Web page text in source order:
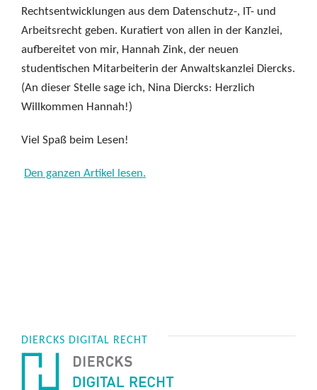
Rechtsentwicklungen aus dem Datenschutz-, IT- und
Arbeitsrecht geben. Kuratiert von allen in der Kanzlei,
aufbereitet von mir, Hannah Zink, der neuen
studentischen Mitarbeiterin der Anwaltskanzlei Diercks.
(An dieser Stelle sage ich, Nina Diercks: Herzlich
Willkommen Hannah!)
Viel Spaß beim Lesen!
Den ganzen Artikel lesen.
DIERCKS DIGITAL RECHT